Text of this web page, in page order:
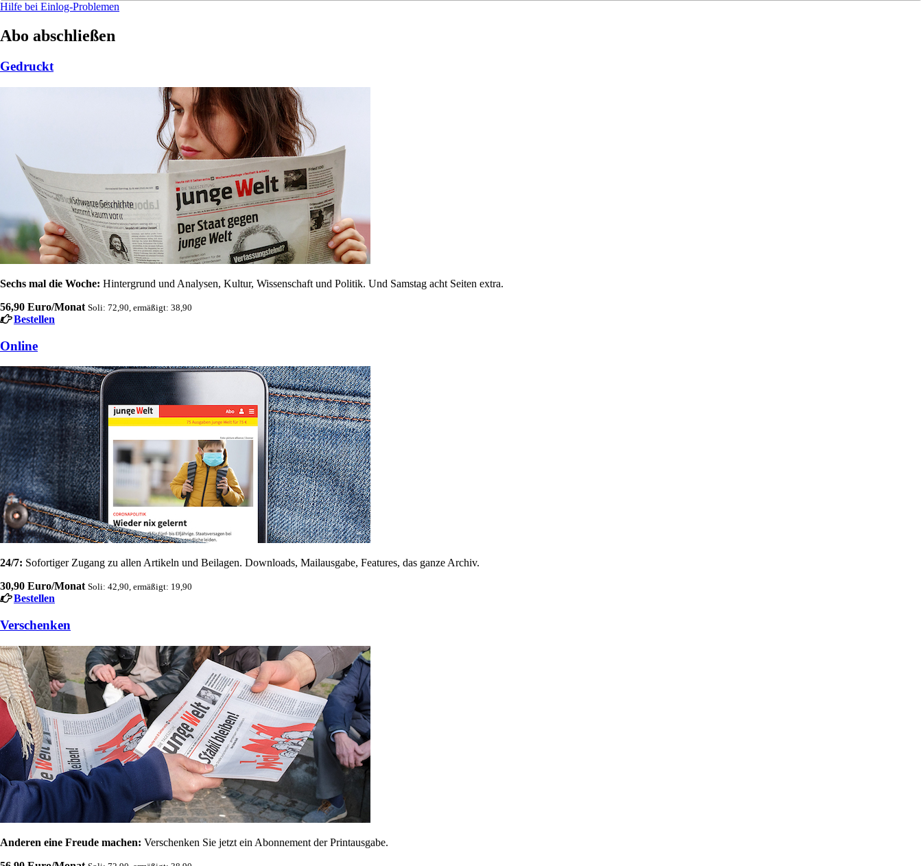
Hilfe bei Einlog-Problemen
Abo abschließen
Gedruckt
Sechs mal die Woche: Hintergrund und Analysen, Kultur, Wissenschaft und Politik. Und Samstag acht Seiten extra.
56,90 Euro/Monat Soli: 72,90, ermäßigt: 38,90
Bestellen
Online
24/7: Sofortiger Zugang zu allen Artikeln und Beilagen. Downloads, Mailausgabe, Features, das ganze Archiv.
30,90 Euro/Monat Soli: 42,90, ermäßigt: 19,90
Bestellen
Verschenken
Anderen eine Freude machen: Verschenken Sie jetzt ein Abonnement der Printausgabe.